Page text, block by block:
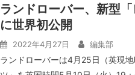
ランドローバー、新型
に世界初公開
2022年4月27日 編集部
ランドローバーは4月25日（英現